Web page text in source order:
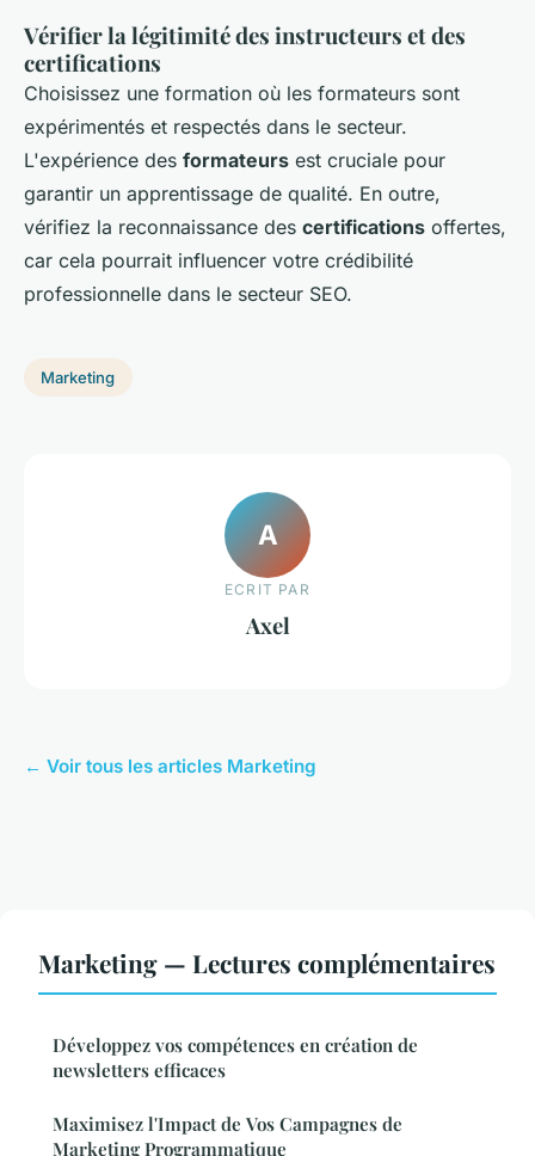
Vérifier la légitimité des instructeurs et des
certifications
Choisissez une formation où les formateurs sont
expérimentés et respectés dans le secteur.
L'expérience des formateurs est cruciale pour
garantir un apprentissage de qualité. En outre,
vérifiez la reconnaissance des certifications offertes,
car cela pourrait influencer votre crédibilité
professionnelle dans le secteur SEO.
Marketing
A
ECRIT PAR
Axel
← Voir tous les articles Marketing
Marketing — Lectures complémentaires
Développez vos compétences en création de
newsletters efficaces
Maximisez l'Impact de Vos Campagnes de
Marketing Programmatique